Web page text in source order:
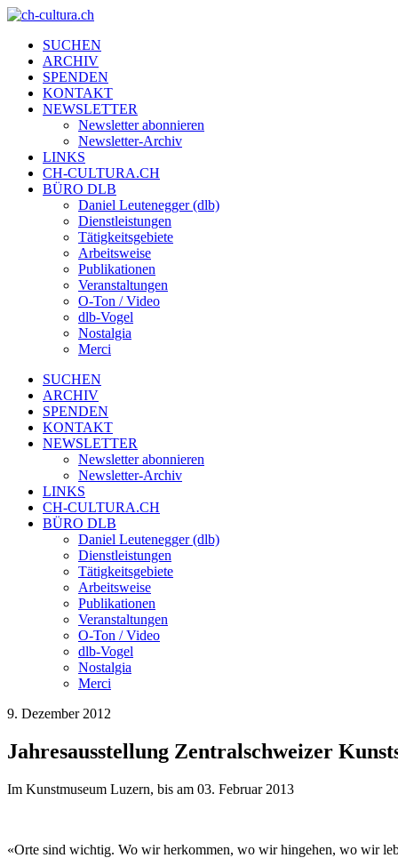
SUCHEN
ARCHIV
SPENDEN
KONTAKT
NEWSLETTER
Newsletter abonnieren
Newsletter-Archiv
LINKS
CH-CULTURA.CH
BÜRO DLB
Daniel Leutenegger (dlb)
Dienstleistungen
Tätigkeitsgebiete
Arbeitsweise
Publikationen
Veranstaltungen
O-Ton / Video
dlb-Vogel
Nostalgia
Merci
SUCHEN
ARCHIV
SPENDEN
KONTAKT
NEWSLETTER
Newsletter abonnieren
Newsletter-Archiv
LINKS
CH-CULTURA.CH
BÜRO DLB
Daniel Leutenegger (dlb)
Dienstleistungen
Tätigkeitsgebiete
Arbeitsweise
Publikationen
Veranstaltungen
O-Ton / Video
dlb-Vogel
Nostalgia
Merci
9. Dezember 2012
Jahresausstellung Zentralschweizer
Im Kunstmuseum Luzern, bis am 03. Februar 2013
«Orte sind wichtig. Wo wir herkommen, wo wir hingehen, wo wir